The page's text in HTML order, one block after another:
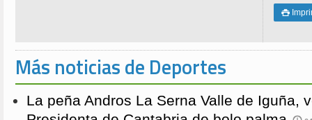

Más noticias de Deportes
La peña Andros La Serna Valle de Iguña,